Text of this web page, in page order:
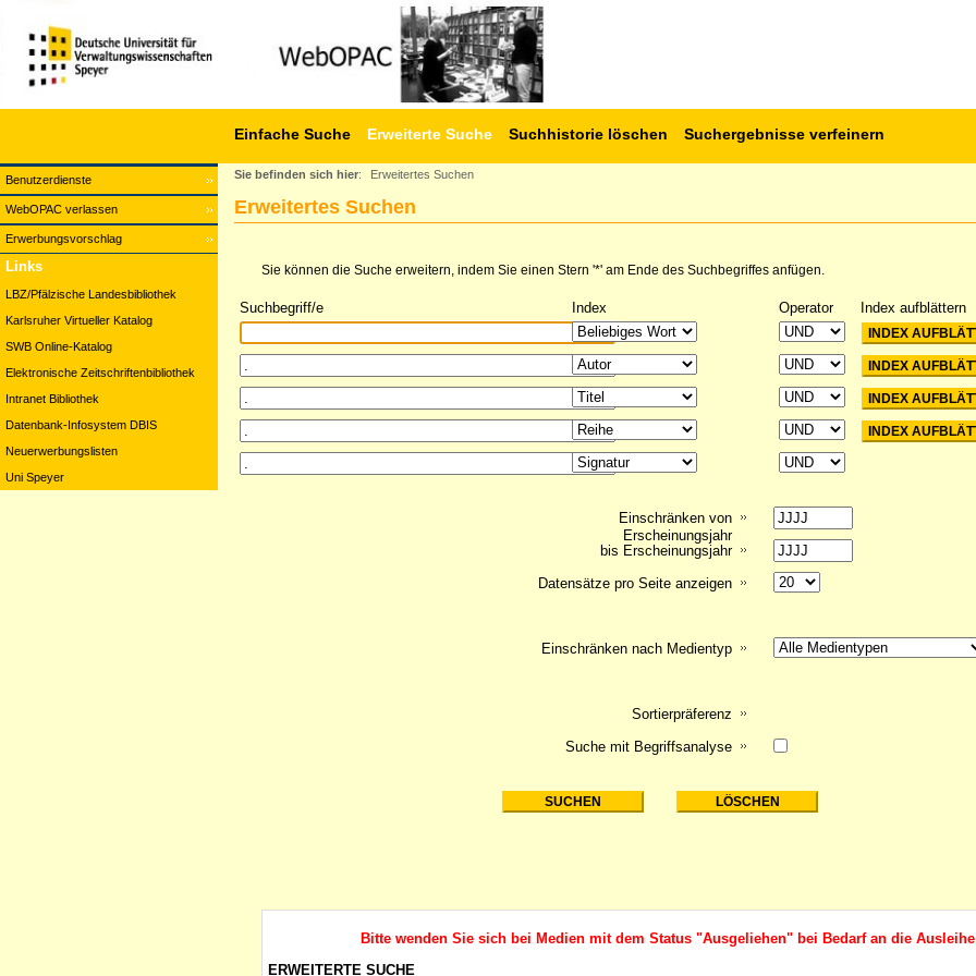
Benutzerdienste
WebOPAC verlassen
Erwerbungsvorschlag
Einfache Suche Erweiterte Suche Suchhistorie löschen Suchergebnisse verfeinern
Links
LBZ/Pfälzische Landesbibliothek
Karlsruher Virtueller Katalog
SWB Online-Katalog
Elektronische Zeitschriftenbibliothek
Intranet Bibliothek
Datenbank-Infosystem DBIS
Neuerwerbungslisten
Uni Speyer
Sie befinden sich hier: Erweitertes Suchen
Erweitertes Suchen
Sie können die Suche erweitern, indem Sie einen Stern '*' am Ende des Suchbegriffes anfügen.
Suchbegriff/e Index Operator Index aufblättern
Einschränken von
Erscheinungsjahr
bis Erscheinungsjahr
Datensätze pro Seite anzeigen
Einschränken nach Medientyp
Sortierpräferenz
Suche mit Begriffsanalyse
Bitte wenden Sie sich bei Medien mit dem Status "Ausgeliehen" bei Bedarf an die
ERWEITERTE SUCHE